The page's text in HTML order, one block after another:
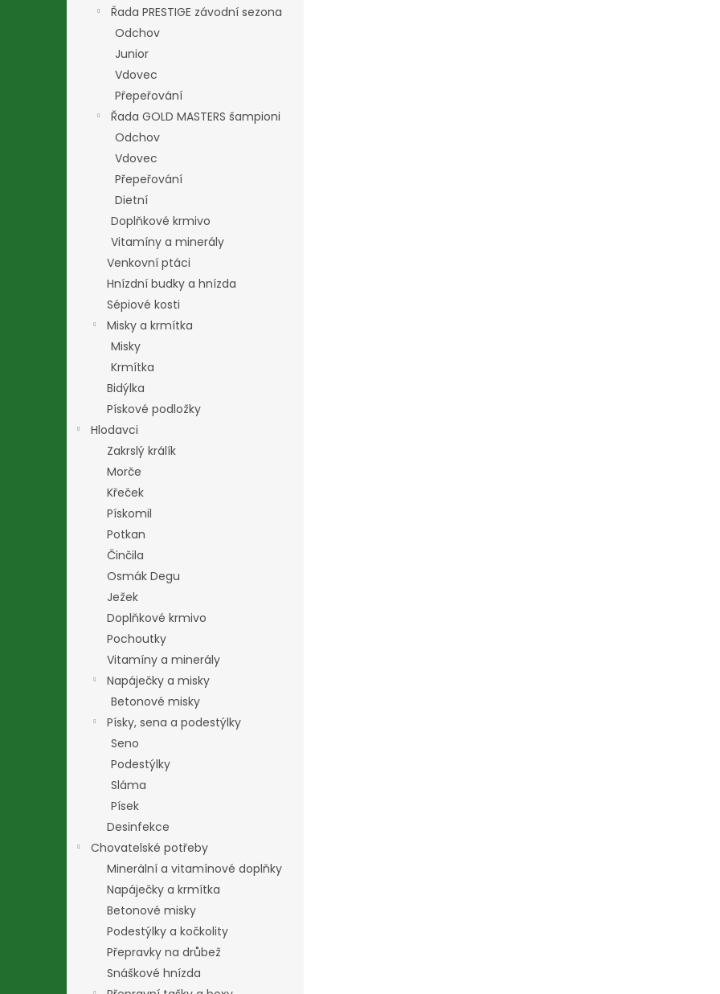
Řada PRESTIGE závodní sezona
Odchov
Junior
Vdovec
Přepeřování
Řada GOLD MASTERS šampioni
Odchov
Vdovec
Přepeřování
Dietní
Doplňkové krmivo
Vitamíny a minerály
Venkovní ptáci
Hnízdní budky a hnízda
Sépiové kosti
Misky a krmítka
Misky
Krmítka
Bidýlka
Pískové podložky
Hlodavci
Zakrslý králík
Morče
Křeček
Pískomil
Potkan
Činčila
Osmák Degu
Ježek
Doplňkové krmivo
Pochoutky
Vitamíny a minerály
Napáječky a misky
Betonové misky
Písky, sena a podestýlky
Seno
Podestýlky
Sláma
Písek
Desinfekce
Chovatelské potřeby
Minerální a vitamínové doplňky
Napáječky a krmítka
Betonové misky
Podestýlky a kočkolity
Přepravky na drůbež
Snáškové hnízda